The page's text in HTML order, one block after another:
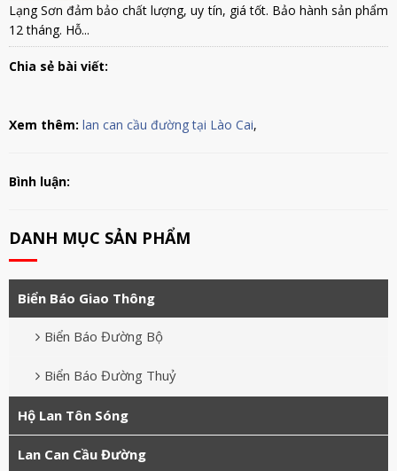
Lạng Sơn đảm bảo chất lượng, uy tín, giá tốt. Bảo hành sản phẩm
12 tháng. Hỗ...
Chia sẻ bài viết:
Xem thêm: lan can cầu đường tại Lào Cai,
Bình luận:
DANH MỤC SẢN PHẨM
Biển Báo Giao Thông
Biển Báo Đường Bộ
Biển Báo Đường Thuỷ
Hộ Lan Tôn Sóng
Lan Can Cầu Đường